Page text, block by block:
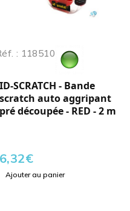
: 118510
ID-SCRATCH - Bande
scratch auto aggripant
pré découpée - RED - 2 m
6,32€
Ajouter au panier